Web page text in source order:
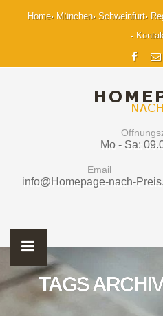
Home München Schweinfurt
Mo - Sa:
Email
info@Homepage-nach-
TAGS